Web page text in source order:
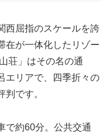
西屈指のスケールを誇
在が一体化したリゾー
荘」はその名の通
エリアで、四季折々の
です。
で約60分。公共交通